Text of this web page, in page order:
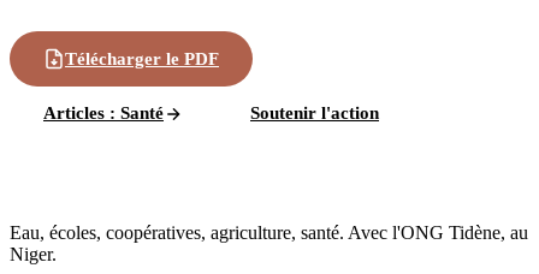
Télécharger le PDF
Articles : Santé Soutenir l'action
Eau, écoles, coopératives, agriculture, santé. Avec l'ONG Tidène, au
Niger.